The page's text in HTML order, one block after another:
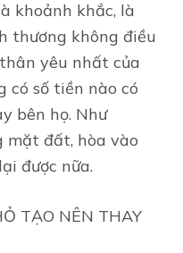
khoảnh khắc, là
thương không điều
yêu nhất của
có số tiền nào có
bên họ. Như
mặt đất, hòa vào
được nữa.
TẠO NÊN THAY